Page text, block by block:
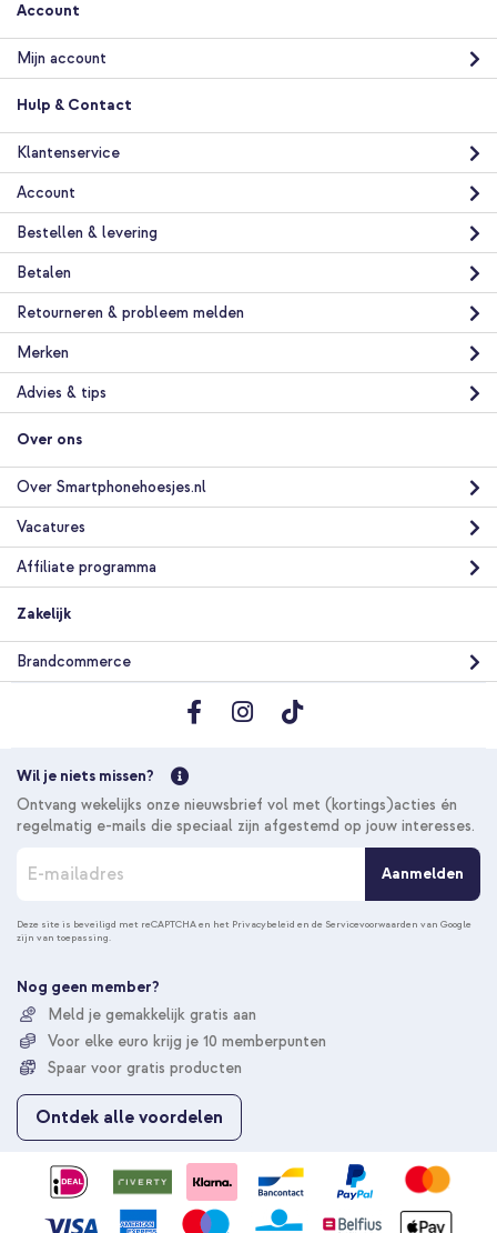
Account
Mijn account
Hulp & Contact
Klantenservice
Account
Bestellen & levering
Betalen
Retourneren & probleem melden
Merken
Advies & tips
Over ons
Over Smartphonehoesjes.nl
Vacatures
Affiliate programma
Zakelijk
Brandcommerce
Wil je niets missen?
Ontvang wekelijks onze nieuwsbrief vol met (kortings)acties én
regelmatig e-mails die speciaal zijn afgestemd op jouw interesses.
n
n
e
u
o
p
z
Aanmelden
Deze site is beveiligd met reCAPTCHA en het Privacybeleid en de Servicevoorwaarden van Google
zijn van toepassing.
Nog geen member?
Meld je gemakkelijk gratis aan
Voor elke euro krijg je 10 memberpunten
Spaar voor gratis producten
Ontdek alle voordelen